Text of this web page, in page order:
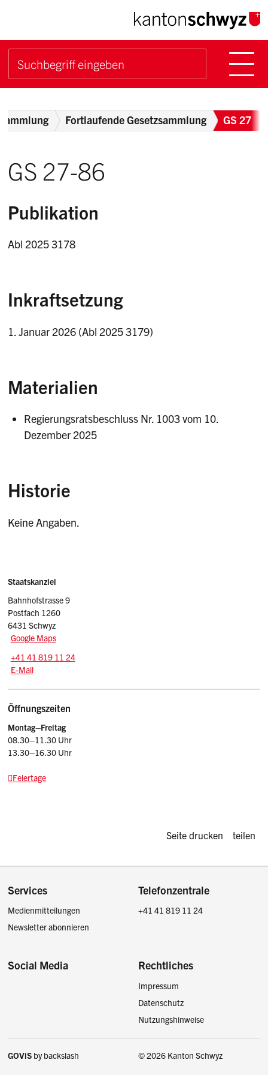
Navigieren im Kanton
Schnellnavigation
Suchbegriff
Breadcrumb
Fortlaufende Gesetzsammlung GS 27
GS 27-86
Publikation
Abl 2025 3178
Inkraftsetzung
1. Januar 2026 (Abl 2025 3179)
Materialien
Regierungsratsbeschluss Nr. 1003 vom 10.
Dezember 2025
Historie
Keine Angaben.
Sidebar
Adresse
Staatskanzlei
Bahnhofstrasse 9
Postfach 1260
6431 Schwyz
Google Maps
Tel.:
+41 41 819 11 24
E-Mail: srsz
E-Mail
Öffnungszeiten
Montag–Freitag
08.30–11.30 Uhr
13.30–16.30 Uhr
Feiertage
Diese Seite
Seite drucken teilen
Footer
Services
Medienmitteilungen
Newsletter abonnieren
Telefonzentrale
+41 41 819 11 24
Social Media Rechtliches
Impressum
Datenschutz
Nutzungshinweise
GOViS bybackslash © 2026 Kanton Schwyz